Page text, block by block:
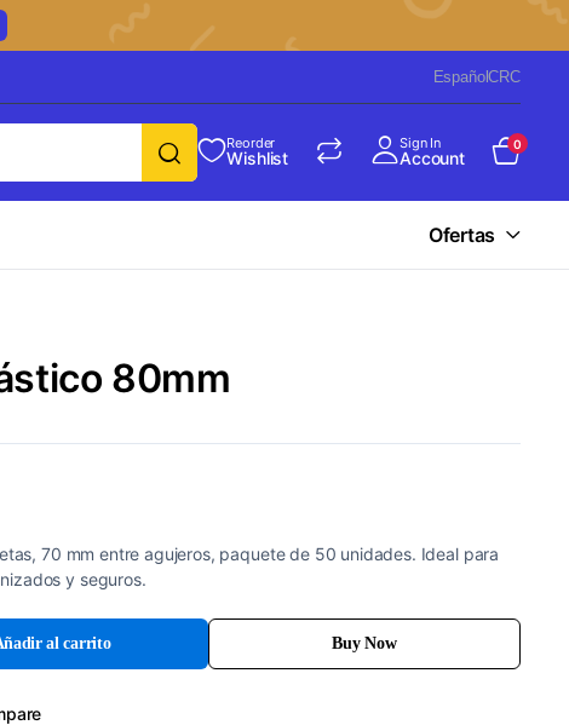
EspañolCRC
Reorder
Wishlist
Sign In
Account
0
Ofertas
80mm
70 mm entre agujeros, paquete de 50 unidades. Ideal para
y seguros.
al carrito Buy Now